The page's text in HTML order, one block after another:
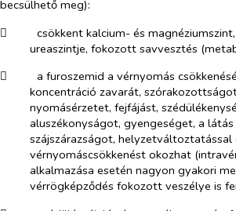
becsülhető meg):
​
csökkent kalcium- és
ureaszintje, fokozott savvesztés
​
a furoszemid a vérnyomás
koncentráció zavarát,
nyomásérzetet, fejfájást,
aluszékonyságot, gyengeséget, a látás
szájszárazságot, helyzetváltoztatással
vérnyomáscsökkenést okozhat
alkalmazása esetén nagyon gyakori
vérrögképződés fokozott veszélye is